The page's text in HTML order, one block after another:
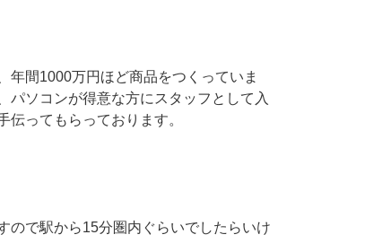
年間1000万円ほど商品をつくっていま
パソコンが得意な方にスタッフとして入
伝ってもらっております。
ので駅から15分圏内ぐらいでしたらいけ